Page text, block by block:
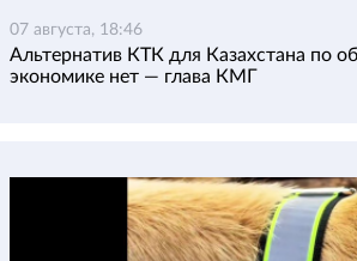
07 августа, 18:46
Альтернатив КТК для Казахстана по
экономике нет — глава КМГ